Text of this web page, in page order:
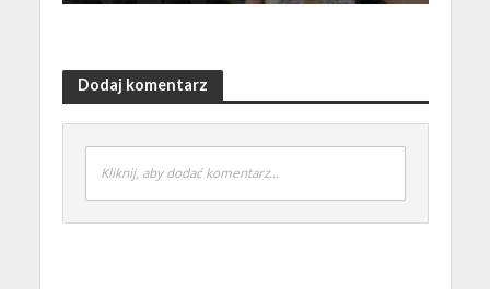
Dodaj komentarz
Kliknij, aby dodać komentarz...